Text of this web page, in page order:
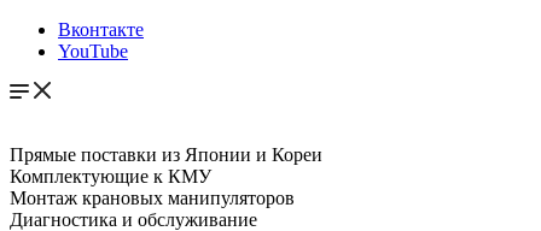
Вконтакте
YouTube
Прямые поставки из Японии и Кореи
Комплектующие к КМУ
Монтаж крановых манипуляторов
Диагностика и обслуживание